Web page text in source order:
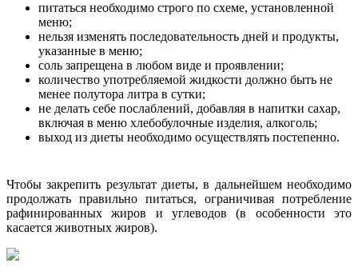
питаться необходимо строго по схеме, установленной
меню;
нельзя изменять последовательность дней и продукты,
указанные в меню;
соль запрещена в любом виде и проявлении;
количество употребляемой жидкости должно быть не
менее полутора литра в сутки;
не делать себе послаблений, добавляя в напитки сахар,
включая в меню хлебобулочные изделия, алкоголь;
выход из диеты необходимо осуществлять постепенно.
Чтобы закрепить результат диеты, в дальнейшем необходимо
продолжать правильно питаться, ограничивая потребление
рафинированных жиров и углеводов (в особенности это
касается животных жиров).